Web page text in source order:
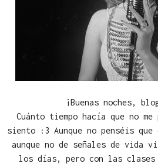
¡Buenas noches,
Cuánto tiempo hacía que no
siento :3 Aunque no penséis que
aunque no de señales de vida
los días, pero con las clases